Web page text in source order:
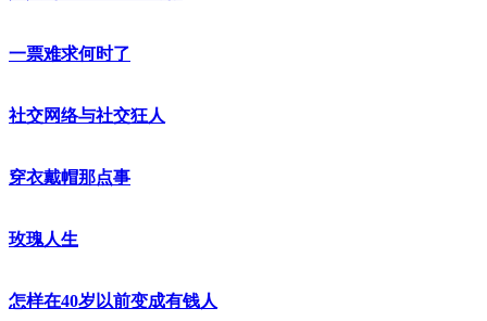
一票难求何时了
社交网络与社交狂人
穿衣戴帽那点事
玫瑰人生
怎样在40岁以前变成有钱人